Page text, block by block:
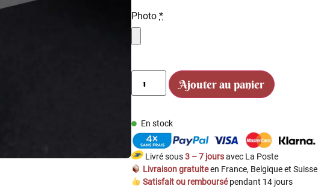
Photo *
Ajouter au panier
En stock
Livré sous3 – 7 joursavec La Poste
Livraison gratuiteen France, Belgique et Suisse
Satisfait ou remboursépendant 14 jours